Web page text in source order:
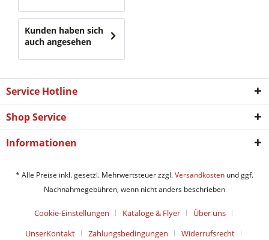
Kunden haben sich
auch angesehen
Service Hotline
Shop Service
Informationen
* Alle Preise inkl. gesetzl. Mehrwertsteuer zzgl.Versandkosten und ggf.
Nachnahmegebühren, wenn nicht anders beschrieben
Cookie-Einstellungen Kataloge & Flyer
Über uns
UnserKontakt
Zahlungsbedingungen Widerrufsrecht